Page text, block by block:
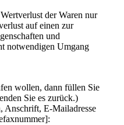
der Waren nur
auf einen zur
und
notwendigen Umgang
wollen, dann füllen Sie
Sie es zurück.)
Anschrift, E-Mailadresse